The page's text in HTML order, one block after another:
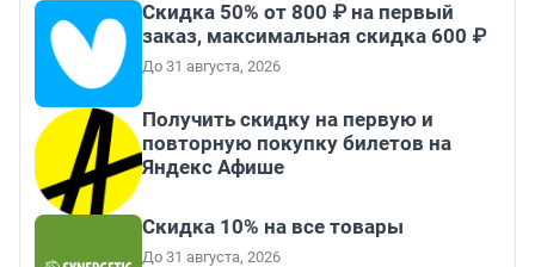
Скидка 50% от 800 ₽ на первый
заказ, максимальная скидка 600 ₽
До 31 августа, 2026
Получить скидку на первую и
повторную покупку билетов на
Яндекс Афише
Скидка 10% на все товары
До 31 августа, 2026